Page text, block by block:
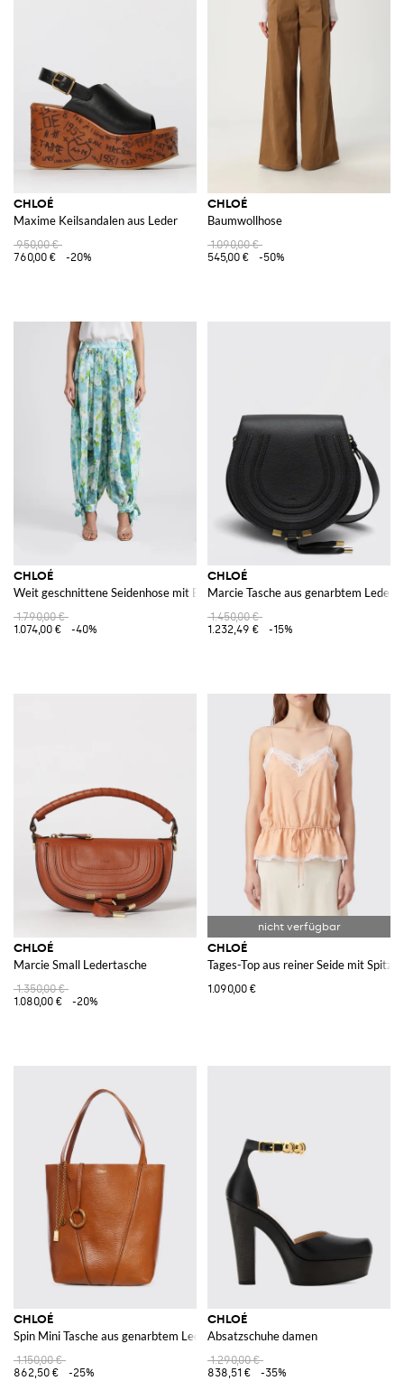
CHLOÉ
Maxime Keilsandalen aus Leder
950,00 €
760,00 €
-20%
CHLOÉ
Baumwollhose
1.090,00 €
545,00 €
-50%
CHLOÉ
Weit geschnittene Seidenhose mit Blumendruck und mittlerer Taille
1.790,00 €
1.074,00 €
-40%
CHLOÉ
Marcie Tasche aus genarbtem Leder
1.450,00 €
1.232,49 €
-15%
CHLOÉ
Marcie Small Ledertasche
1.350,00 €
1.080,00 €
-20%
CHLOÉ
Tages-Top aus reiner Seide mit
1.090,00 €
CHLOÉ
Spin Mini Tasche aus genarbtem Leder
1.150,00 €
862,50 €
-25%
CHLOÉ
Absatzschuhe damen
1.290,00 €
838,51 €
-35%